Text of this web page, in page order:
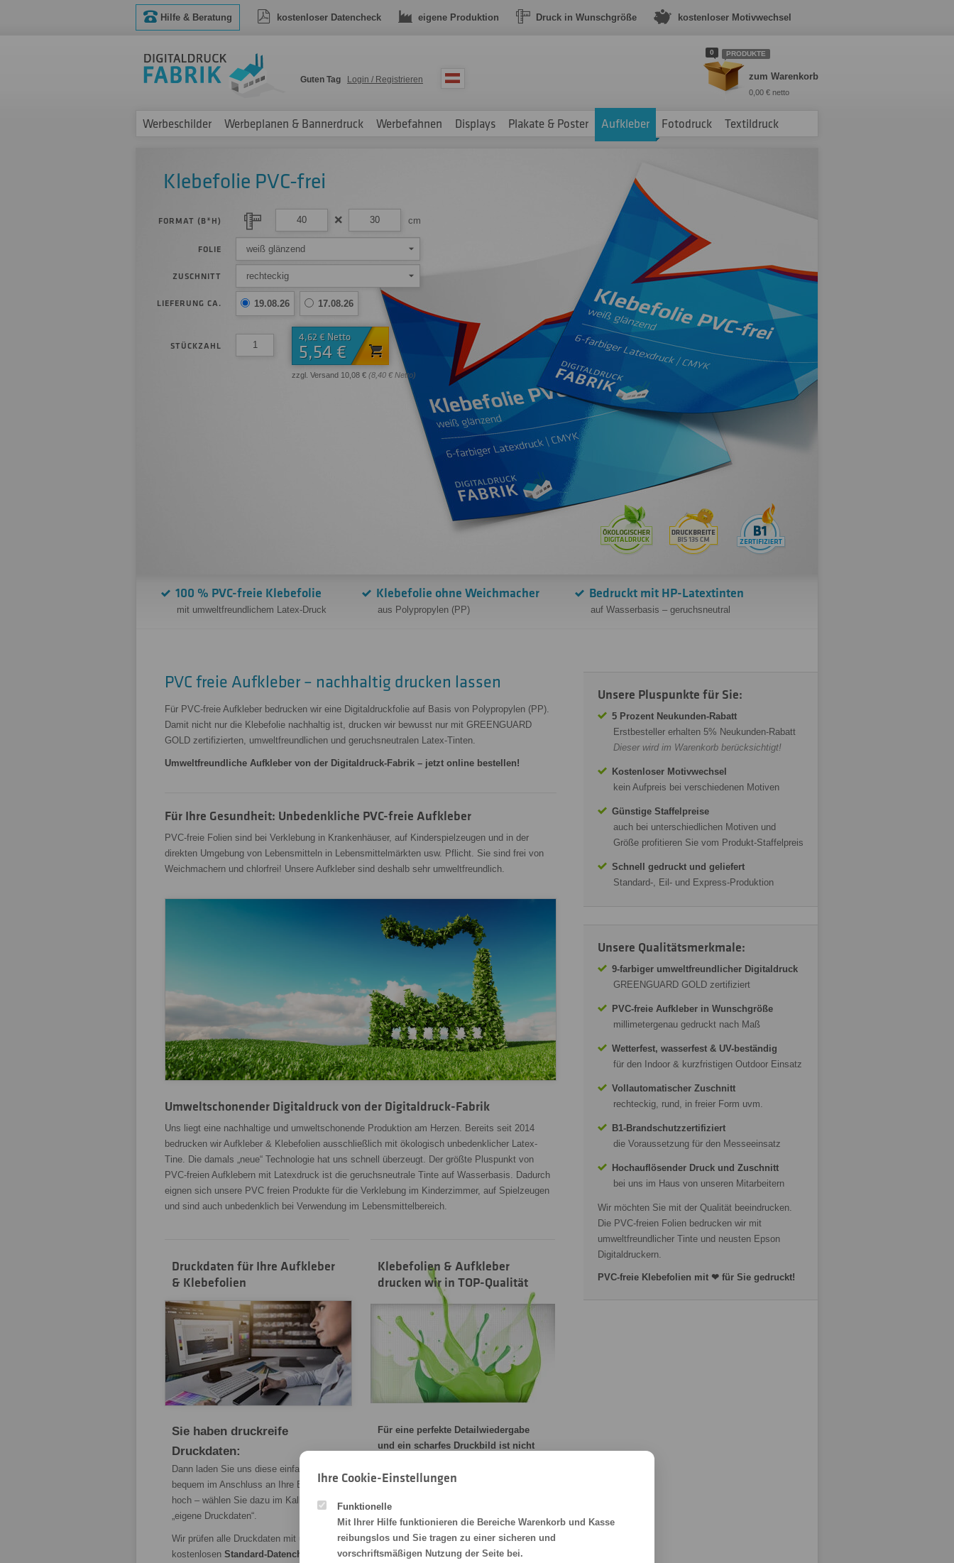
Hilfe & Beratung kostenloser Datencheck eigene Produktion Druck in Wunschgröße kostenloser Motivwechsel
0 PRODUKTE
zum Warenkorb
0,00 € netto
Guten Tag Login / Registrieren
Werbeschilder Werbeplanen & Bannerdruck Werbefahnen Displays Plakate & Poster Aufkleber Fotodruck Textildruck
Klebefolie PVC-frei
FORMAT (B*H) cm
FOLIE weiß glänzend
ZUSCHNITT rechteckig
LIEFERUNG CA. 19.08.26 17.08.26
STÜCKZAHL
4,62 € Netto
5,54 €
zzgl. Versand 10,08 € (8,40 € Netto)
100 % PVC-freie Klebefolie
mit umweltfreundlichem Latex-Druck
Klebefolie ohne Weichmacher
aus Polypropylen (PP)
Bedruckt mit HP-Latextinten
auf Wasserbasis – geruchsneutral
PVC freie Aufkleber – nachhaltig drucken lassen
Für PVC-freie Aufkleber bedrucken wir eine Digitaldruckfolie auf Basis von Polypropylen (PP).
Damit nicht nur die Klebefolie nachhaltig ist, drucken wir bewusst nur mit GREENGUARD
GOLD zertifizierten, umweltfreundlichen und geruchsneutralen Latex-Tinten.
Umweltfreundliche Aufkleber von der Digitaldruck-Fabrik – jetzt online bestellen!
Für Ihre Gesundheit: Unbedenkliche PVC-freie Aufkleber
PVC-freie Folien sind bei Verklebung in Krankenhäuser, auf Kinderspielzeugen und in der
direkten Umgebung von Lebensmitteln in Lebensmittelmärkten usw. Pflicht. Sie sind frei von
Weichmachern und chlorfrei! Unsere Aufkleber sind deshalb sehr umweltfreundlich.
Umweltschonender Digitaldruck von der Digitaldruck-Fabrik
Uns liegt eine nachhaltige und umweltschonende Produktion am Herzen. Bereits seit 2014
bedrucken wir Aufkleber & Klebefolien ausschließlich mit ökologisch unbedenklicher Latex-
Tine. Die damals „neue“ Technologie hat uns schnell überzeugt. Der größte Pluspunkt von
PVC-freien Aufklebern mit Latexdruck ist die geruchsneutrale Tinte auf Wasserbasis. Dadurch
eignen sich unsere PVC freien Produkte für die Verklebung im Kinderzimmer, auf Spielzeugen
und sind auch unbedenklich bei Verwendung im Lebensmittelbereich.
Druckdaten für Ihre Aufkleber
& Klebefolien
Sie haben druckreife
Druckdaten:
Dann laden Sie uns diese einfach und
bequem im Anschluss an Ihre Bestellung
hoch – wählen Sie dazu im Kalkulator
„eigene Druckdaten“.
Wir prüfen alle Druckdaten mit unserem
kostenlosen Standard-Datencheck
Klebefolien & Aufkleber
drucken wir in TOP-Qualität
Für eine perfekte Detailwiedergabe
und ein scharfes Druckbild ist nicht
die Folienqualität verantwortlich.
Wir holen wir das Beste aus der Folie
Unsere Pluspunkte für Sie:
5 Prozent Neukunden-Rabatt
Erstbesteller erhalten 5% Neukunden-Rabatt
Dieser wird im Warenkorb berücksichtigt!
Kostenloser Motivwechsel
kein Aufpreis bei verschiedenen Motiven
Günstige Staffelpreise
auch bei unterschiedlichen Motiven und
Größe profitieren Sie vom Produkt-Staffelpreis
Schnell gedruckt und geliefert
Standard-, Eil- und Express-Produktion
Unsere Qualitätsmerkmale:
9-farbiger umweltfreundlicher Digitaldruck
GREENGUARD GOLD zertifiziert
PVC-freie Aufkleber in Wunschgröße
millimetergenau gedruckt nach Maß
Wetterfest, wasserfest & UV-beständig
für den Indoor & kurzfristigen Outdoor Einsatz
Vollautomatischer Zuschnitt
rechteckig, rund, in freier Form uvm.
B1-Brandschutzzertifiziert
die Voraussetzung für den Messeeinsatz
Hochauflösender Druck und Zuschnitt
bei uns im Haus von unseren Mitarbeitern
Wir möchten Sie mit der Qualität beeindrucken.
Die PVC-freien Folien bedrucken wir mit
umweltfreundlicher Tinte und neusten Epson
Digitaldruckern.
PVC-freie Klebefolien mit ❤ für Sie gedruckt!
Ihre Cookie-Einstellungen
Funktionelle
Mit Ihrer Hilfe funktionieren die Bereiche Warenkorb und Kasse
reibungslos und Sie tragen zu einer sicheren und
vorschriftsmäßigen Nutzung der Seite bei.